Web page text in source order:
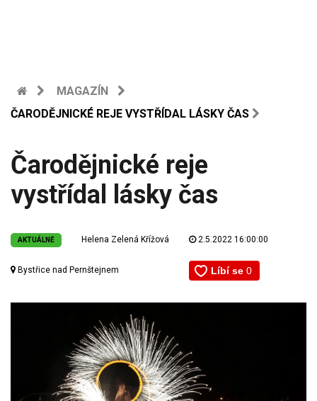
MAGAZÍN
ČARODĚJNICKÉ REJE VYSTŘÍDAL LÁSKY ČAS
Čarodějnické reje
vystřídal lásky čas
AKTUÁLNĚ Helena Zelená Křížová 2.5.2022 16:00:00
Bystřice nad Pernštejnem